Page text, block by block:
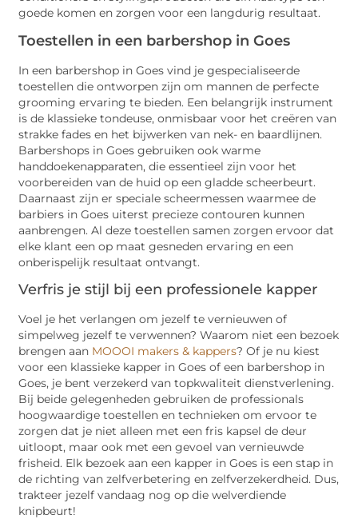
goede komen en zorgen voor een langdurig resultaat.
Toestellen in een barbershop in Goes
In een barbershop in Goes vind je gespecialiseerde
toestellen die ontworpen zijn om mannen de perfecte
grooming ervaring te bieden. Een belangrijk instrument
is de klassieke tondeuse, onmisbaar voor het creëren van
strakke fades en het bijwerken van nek- en baardlijnen.
Barbershops in Goes gebruiken ook warme
handdoekenapparaten, die essentieel zijn voor het
voorbereiden van de huid op een gladde scheerbeurt.
Daarnaast zijn er speciale scheermessen waarmee de
barbiers in Goes uiterst precieze contouren kunnen
aanbrengen. Al deze toestellen samen zorgen ervoor dat
elke klant een op maat gesneden ervaring en een
onberispelijk resultaat ontvangt.
Verfris je stijl bij een professionele kapper
Voel je het verlangen om jezelf te vernieuwen of
simpelweg jezelf te verwennen? Waarom niet een bezoek
brengen aan MOOOI makers & kappers? Of je nu kiest
voor een klassieke kapper in Goes of een barbershop in
Goes, je bent verzekerd van topkwaliteit dienstverlening.
Bij beide gelegenheden gebruiken de professionals
hoogwaardige toestellen en technieken om ervoor te
zorgen dat je niet alleen met een fris kapsel de deur
uitloopt, maar ook met een gevoel van vernieuwde
frisheid. Elk bezoek aan een kapper in Goes is een stap in
de richting van zelfverbetering en zelfverzekerdheid. Dus,
trakteer jezelf vandaag nog op die welverdiende
knipbeurt!